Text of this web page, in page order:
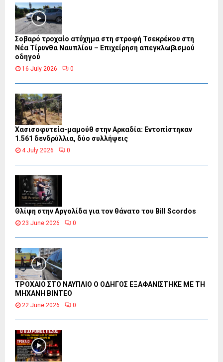
Σοβαρό τροχαίο ατύχημα στη στροφή Τσεκρέκου στη
Νέα Τίρυνθα Ναυπλίου – Επιχείρηση απεγκλωβισμού
οδηγού
16 July 2026 0
Χασισοφυτεία-μαμούθ στην Αρκαδία: Εντοπίστηκαν
1.561 δενδρύλλια, δύο συλλήψεις
4 July 2026 0
Θλίψη στην Αργολίδα για τον θάνατο του Bill Scordos
23 June 2026 0
ΤΡΟΧΑΙΟ ΣΤΟ ΝΑΥΠΛΙΟ Ο ΟΔΗΓΟΣ ΕΞΑΦΑΝΙΣΤΗΚΕ ΜΕ ΤΗ
ΜΗΧΑΝΗ ΒΙΝΤΕΟ
22 June 2026 0